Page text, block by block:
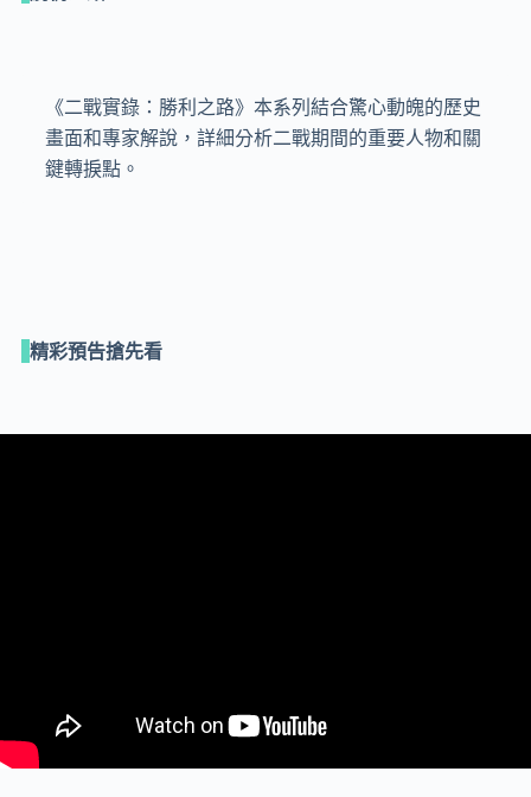
《二戰實錄：勝利之路》本系列結合驚心動魄的歷史
畫面和專家解說，詳細分析二戰期間的重要人物和關
鍵轉捩點。
精彩預告搶先看